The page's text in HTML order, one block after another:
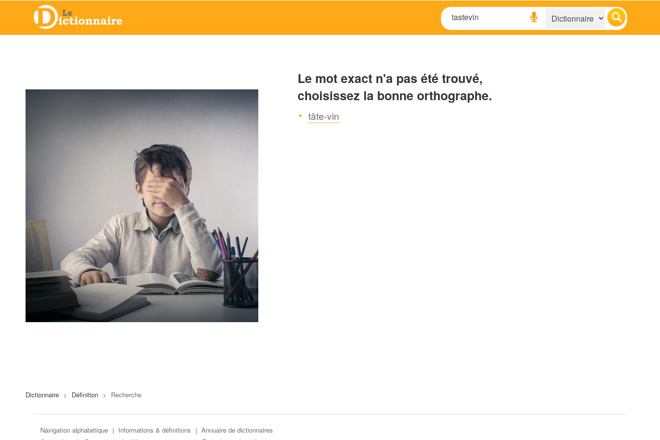
Le mot exact n'a pas été trouvé,
choisissez la bonne orthographe.
tâte-vin
Dictionnaire > Définition > Recherche
Navigation alphabétique | Informations & définitions | Annuaire de dictionnaires